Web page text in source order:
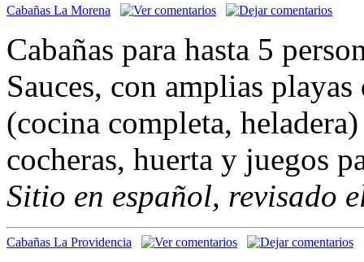
Cabañas La Morena
Cabañas para hasta 5
Sauces, con amplias
(cocina completa,
cocheras, huerta y juegos
Sitio en español, revisado
Cabañas La Providencia